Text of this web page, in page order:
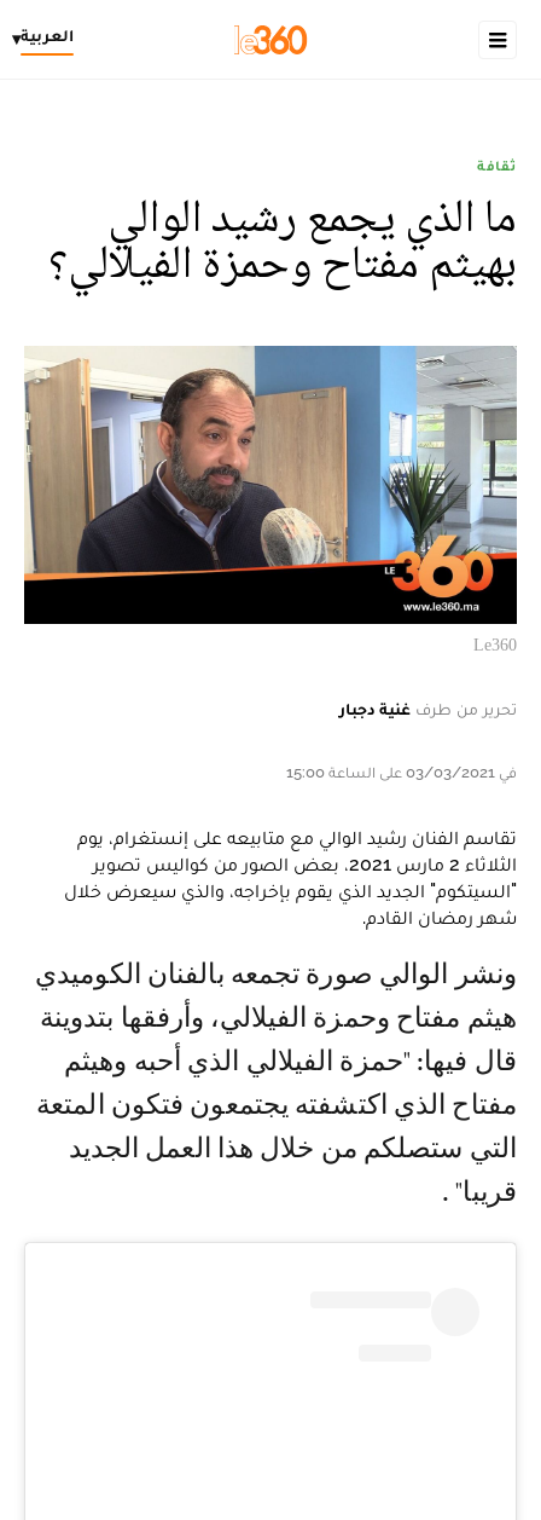
العربية▾
ثقافة
ما الذي يجمع رشيد الوالي
بهيثم مفتاح وحمزة الفيلالي؟
Le360
تحرير من طرف غنية دجبار
في 03/03/2021 على الساعة 15:00
تقاسم الفنان رشيد الوالي مع متابيعه على إنستغرام، يوم
الثلاثاء 2 مارس 2021، بعض الصور من كواليس تصوير
"السيتكوم" الجديد الذي يقوم بإخراجه، والذي سيعرض خلال
شهر رمضان القادم.
ونشر الوالي صورة تجمعه بالفنان الكوميدي
هيثم مفتاح وحمزة الفيلالي، وأرفقها بتدوينة
قال فيها: "حمزة الفيلالي الذي أحبه وهيثم
مفتاح الذي اكتشفته يجتمعون فتكون المتعة
التي ستصلكم من خلال هذا العمل الجديد
قريبا" .